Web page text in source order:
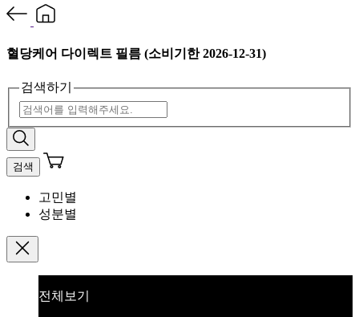
혈당케어 다이렉트 필름 (소비기한 2026-12-31)
검색하기
검색
고민별
성분별
전체보기